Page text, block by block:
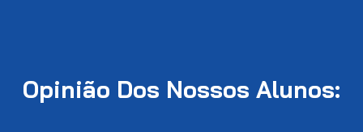
Opinião Dos Nossos Alunos: